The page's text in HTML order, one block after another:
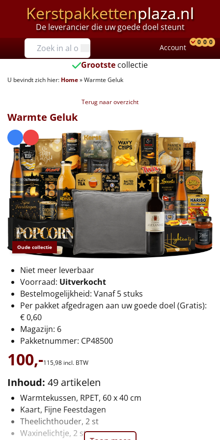
Kerstpakkettenplaza.nl
De leverancier die uw goede doel steunt
Prijzen
Tot €25
€25 tot €35
€40 tot €45
€45 tot €50
€50 tot €55
€55 tot €75
€75 tot €100
€100 en hoger
Alle kerstpakketten 2026
Thema
Origineel
Rituals
Luxe
Mannen
Vrouwen
Duurzaam
Account
0 0 0
Grootste collectie
U bevindt zich hier: Home»Warmte Geluk
Terug naar overzicht
Oude collectie
Warmte Geluk
Niet meer leverbaar
Voorraad: Uitverkocht
Bestelmogelijkheid: Vanaf 5 stuks
Per pakket afgedragen aan uw goede doel (Gratis):
€ 0,60
Magazijn: 6
Pakketnummer: CP48500
100,-115,98 incl. BTW
Inhoud: 49 artikelen
Warmtekussen, RPET, 60 x 40 cm
Kaart, Fijne Feestdagen
Theelichthouder, 2 st
Waxinelichtje, 2 st